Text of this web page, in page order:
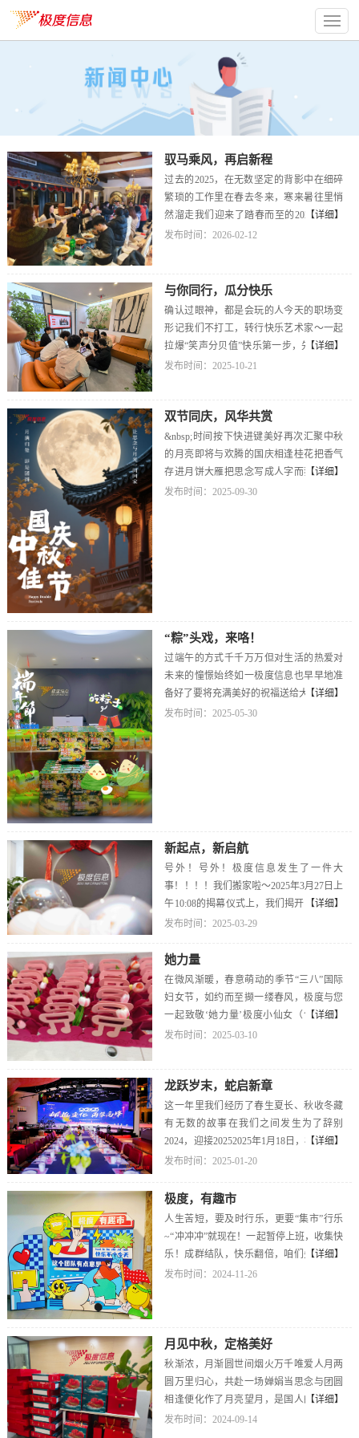
驭马乘风，再启新程
过去的2025，在无数坚定的背影中在细碎
繁琐的工作里在春去冬来，寒来暑往里悄
然溜走我们迎来了踏春而至的2026——为
了感谢大家的付出，我们一起共赴一场时
可能，等待我们续写！
【详细】
发布时间：2026-02-12
与你同行，瓜分快乐
确认过眼神，都是会玩的人今天的职场变
形记我们不打工，转行快乐艺术家～一起
拉爆“笑声分贝值”快乐第一步，先从diy一
碗冰粉开始冰粉多彩的小料承包今天第一
着闯关卡就可以开启战斗模式～冲！！！
如果战斗累了，请锁定目标——美食补给
站这一站的酸甜麻辣、咸香酥脆统统等你
咽下又到MVP结算画面啦！恭喜咱们集章
前7位小伙伴，获得“周末0.5天假”（嘻嘻～
【详细】
发布时间：2025-10-21
双节同庆，风华共赏
&nbsp;时间按下快进键美好再次汇聚中秋
的月亮即将与欢腾的国庆相逢桂花把香气
存进月饼大雁把思念写成人字而我们，将
把团圆过成动词圆规画不出的完美，被炉
【详细】
发布时间：2025-09-30
“粽”头戏，来咯！
过端午的方式千千万万但对生活的热爱对
未来的憧憬始终如一极度信息也早早地准
备好了要将充满美好的祝福送给大家~粽叶
裹住星河，丝线系住安康也愿芒果的甜沁
【详细】
发布时间：2025-05-30
新起点，新启航
号外！号外！极度信息发生了一件大
事！！！！我们搬家啦～2025年3月27日上
午10:08的揭幕仪式上，我们揭开了公司发
展的崭新篇章一起拥抱变化！拥抱更好的
来，总经理龚总的致辞给了我们对未来的
无限勇气与力量在领导们的金剪齐开里同
事们放飞的地爆球里纷纷扬扬的红包雨里
以及充满仪式感的乔迁蛋糕里都藏满了祝
福以及对未来期待极度信息将秉承初心，
了～
【详细】
发布时间：2025-03-29
她力量
在微风渐暖，春意萌动的季节“三八”国际
妇女节，如约而至撷一缕春风，极度与您
一起致敬‘她力量’极度小仙女（含已婚男
士家中的女神）都迎来了一份专属温暖
光，向外自由生长
【详细】
发布时间：2025-03-10
龙跃岁末，蛇启新章
这一年里我们经历了春生夏长、秋收冬藏
有无数的故事在我们之间发生为了辞别
2024，迎接20252025年1月18日，极度信息
“拥抱变化，再攀高峰”主题年会在罐兜苗
签名墙，以及一只热情洋溢并且送崽的吉
祥蛙哦！拿上入场机票兑换登山护照成功
后，取一份甜甜的点心开启游戏之旅吧！
通关统统有礼~接下来晚会正式开始，主持
感受到她/他们的光芒。接下来就是她/他们
的荣耀时刻。是不是有人在好奇，诶经典
的表演环节咋还没来？今年由歌手为我们
演唱哦！今年不仅有歌手演唱，我们的互
动游戏也一样不能少。来！一起为奖品奋
战~礼物拿到了！我们再来点仪式感--香槟
【详细】
发布时间：2025-01-20
极度，有趣市
人生苦短，要及时行乐，更要“集市”行乐
~“冲冲冲”就现在！一起暂停上班，收集快
乐！成群结队，快乐翻倍，咱们先结对一
下？打开手头的刮刮卡，揭开自己革命队
地图集齐5枚印章将收获神秘奖品一份请找
准目标，我们准备出发~头脑的风暴、速度
的比拼每个摊位对大家精力都有着极高的
考验来美食补给站，让你横扫饥饿，做回
自己！吃饱喝足玩够咱们就一起迎接第三
【详细】
发布时间：2024-11-26
月见中秋，定格美好
秋渐浓，月渐圆世间烟火万千唯爱人月两
圆万里归心，共赴一场婵娟当思念与团圆
相逢便化作了月亮望月，是国人的集体浪
漫月饼，是落在人间的月亮今天我们一起
【详细】
发布时间：2024-09-14